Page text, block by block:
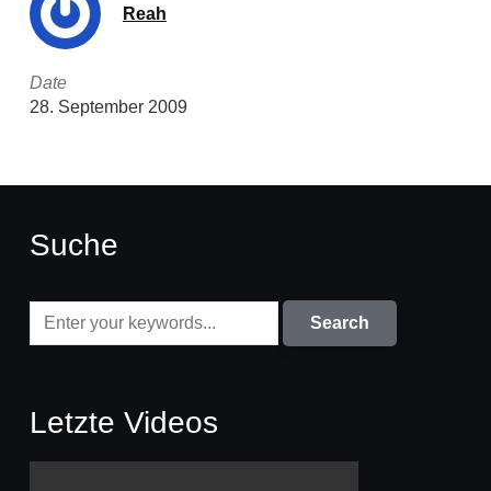
Reah
Date
28. September 2009
Suche
Letzte Videos